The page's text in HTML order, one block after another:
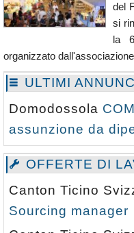
Rubriche
Annunci
del
si
la
organizzato
ULTIMI
Domodossola
assunzione da
OFFERTE DI
Canton Ticino
Sourcing manager